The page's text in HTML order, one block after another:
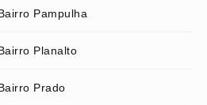
Pampulha
Planalto
Prado